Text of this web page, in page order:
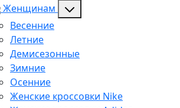
Женщинам
Весенние
Летние
Демисезонные
Зимние
Осенние
Женские кроссовки Nike